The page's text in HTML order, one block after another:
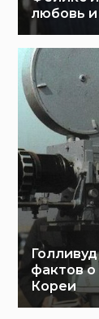
любовь
фактов
Кореи